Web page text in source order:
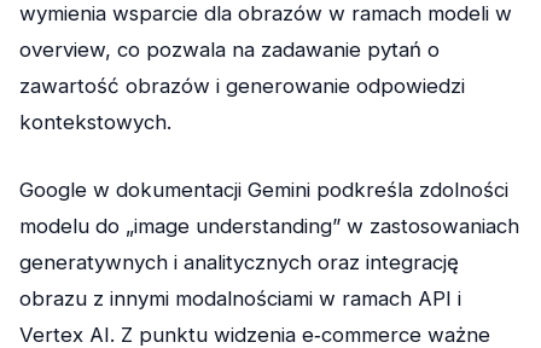
wymienia wsparcie dla obrazów w ramach modeli w
overview, co pozwala na zadawanie pytań o
zawartość obrazów i generowanie odpowiedzi
kontekstowych.
Google w dokumentacji Gemini podkreśla zdolności
modelu do „image understanding” w zastosowaniach
generatywnych i analitycznych oraz integrację
obrazu z innymi modalnościami w ramach API i
Vertex AI. Z punktu widzenia e‑commerce ważne